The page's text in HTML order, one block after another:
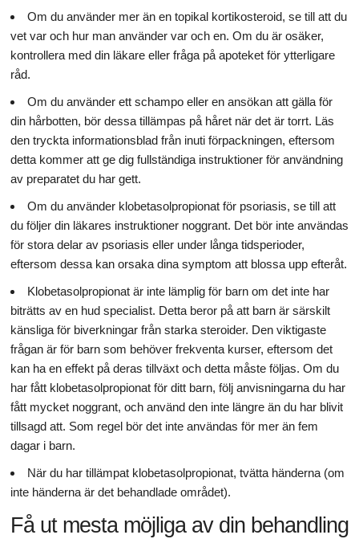
Om du använder mer än en topikal kortikosteroid, se till att du
vet var och hur man använder var och en. Om du är osäker,
kontrollera med din läkare eller fråga på apoteket för ytterligare
råd.
Om du använder ett schampo eller en ansökan att gälla för
din hårbotten, bör dessa tillämpas på håret när det är torrt. Läs
den tryckta informationsblad från inuti förpackningen, eftersom
detta kommer att ge dig fullständiga instruktioner för användning
av preparatet du har gett.
Om du använder klobetasolpropionat för psoriasis, se till att
du följer din läkares instruktioner noggrant. Det bör inte användas
för stora delar av psoriasis eller under långa tidsperioder,
eftersom dessa kan orsaka dina symptom att blossa upp efteråt.
Klobetasolpropionat är inte lämplig för barn om det inte har
biträtts av en hud specialist. Detta beror på att barn är särskilt
känsliga för biverkningar från starka steroider. Den viktigaste
frågan är för barn som behöver frekventa kurser, eftersom det
kan ha en effekt på deras tillväxt och detta måste följas. Om du
har fått klobetasolpropionat för ditt barn, följ anvisningarna du har
fått mycket noggrant, och använd den inte längre än du har blivit
tillsagd att. Som regel bör det inte användas för mer än fem
dagar i barn.
När du har tillämpat klobetasolpropionat, tvätta händerna (om
inte händerna är det behandlade området).
Få ut mesta möjliga av din behandling